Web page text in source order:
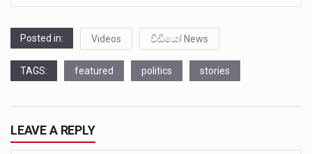
Posted in: Videos වීඩියෝ News
TAGS: featured politics stories
LEAVE A REPLY